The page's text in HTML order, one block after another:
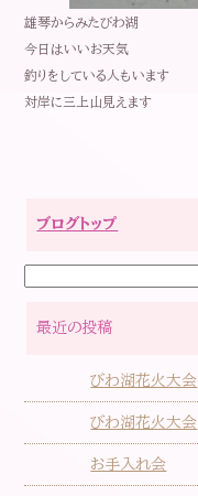
雄琴からみたびわ湖
今日はいいお天気
釣りをしている人もいます
対岸に三上山見えます
ブログトップ
最近の投稿
びわ湖花火大会
びわ湖花火大会
お手入れ会